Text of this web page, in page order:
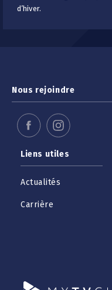
d’hiver.
Nous rejoindre
Liens utiles
Actualités
Carrière